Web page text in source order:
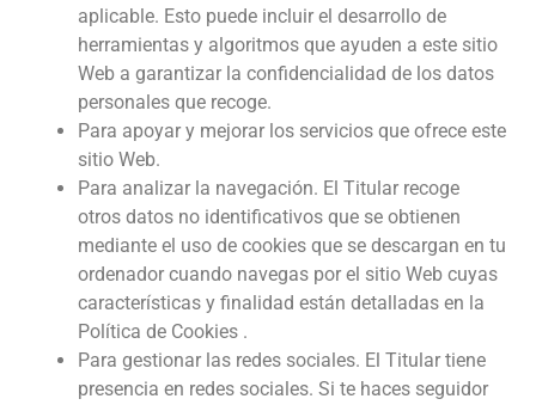
aplicable. Esto puede incluir el desarrollo de
herramientas y algoritmos que ayuden a este sitio
Web a garantizar la confidencialidad de los datos
personales que recoge.
Para apoyar y mejorar los servicios que ofrece este
sitio Web.
Para analizar la navegación. El Titular recoge
otros datos no identificativos que se obtienen
mediante el uso de cookies que se descargan en tu
ordenador cuando navegas por el sitio Web cuyas
características y finalidad están detalladas en la
Política de Cookies .
Para gestionar las redes sociales. El Titular tiene
presencia en redes sociales. Si te haces seguidor